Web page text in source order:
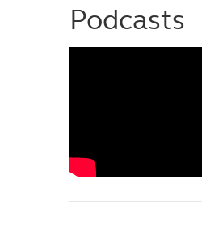
Podcasts